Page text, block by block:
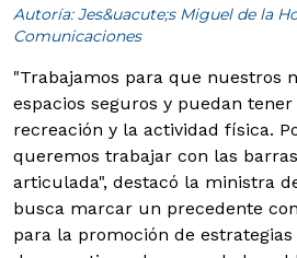
Autoría: Jes&uacute;s Miguel de la
Comunicaciones
"Trabajamos para que nuestros
espacios seguros y puedan
recreación y la actividad física.
queremos trabajar con las
articulada", destacó la ministra
busca marcar un precedente
para la promoción de